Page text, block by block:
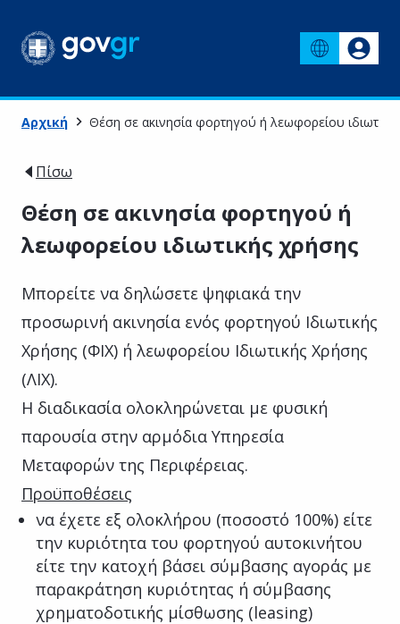
Αρχική Θέση σε ακινησία φορτηγού ή λεωφορείου
Πίσω
Θέση σε ακινησία φορτηγού ή
λεωφορείου ιδιωτικής χρήσης
Μπορείτε να δηλώσετε ψηφιακά την
προσωρινή ακινησία ενός φορτηγού Ιδιωτικής
Χρήσης (ΦΙΧ) ή λεωφορείου Ιδιωτικής Χρήσης
(ΛΙΧ).
Η διαδικασία ολοκληρώνεται με φυσική
παρουσία στην αρμόδια Υπηρεσία
Μεταφορών της Περιφέρειας.
Προϋποθέσεις
να έχετε εξ ολοκλήρου (ποσοστό 100%) είτε
την κυριότητα του φορτηγού αυτοκινήτου
είτε την κατοχή βάσει σύμβασης αγοράς με
παρακράτηση κυριότητας ή σύμβασης
χρηματοδοτικής μίσθωσης (leasing)